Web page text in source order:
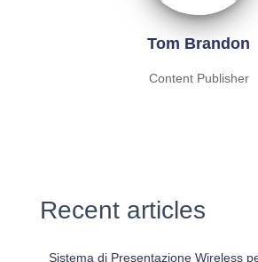
Tom Brandon
Content Publisher
Recent articles
Sistema di Presentazione Wireless